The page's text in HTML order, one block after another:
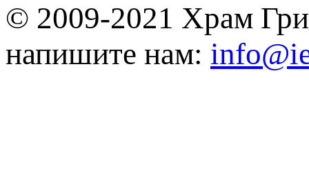
© 2009-2021 Храм
напишите нам: